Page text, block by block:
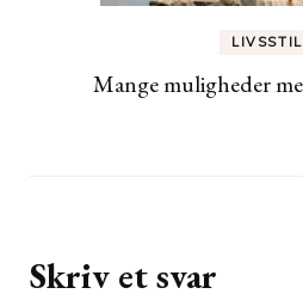
LIVSSTIL
Mange muligheder
Skriv et svar